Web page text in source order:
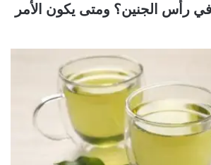
رأس الجنين؟ ومتى يكون الأمر